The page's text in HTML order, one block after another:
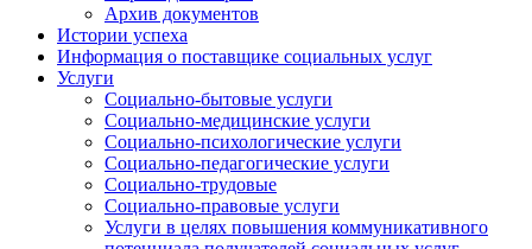
Архив документов
Истории успеха
Информация о поставщике социальных услуг
Услуги
Социально-бытовые услуги
Социально-медицинские услуги
Социально-психологические услуги
Социально-педагогические услуги
Социально-трудовые
Социально-правовые услуги
Услуги в целях повышения коммуникативного